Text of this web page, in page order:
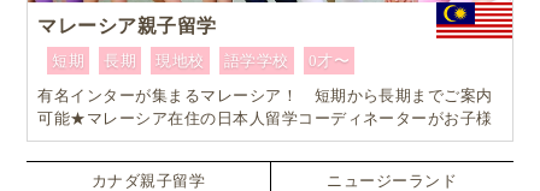
うちでも読み聞かせをしていたら、子供達が文章をす
ぐに覚えて、3人で声を揃えて読むことができまし
マレーシア親子留学
短期 長期 現地校 語学学校
0才〜
有名インターが集まるマレーシア！ 短期から長期までご案内
可能★マレーシア在住の日本人留学コーディネーターがお子様
お一人おひとりに合ったワンランク上のマレーシア親子留学を
カスタマイズ
カナダ親子留学
ニュージーランド